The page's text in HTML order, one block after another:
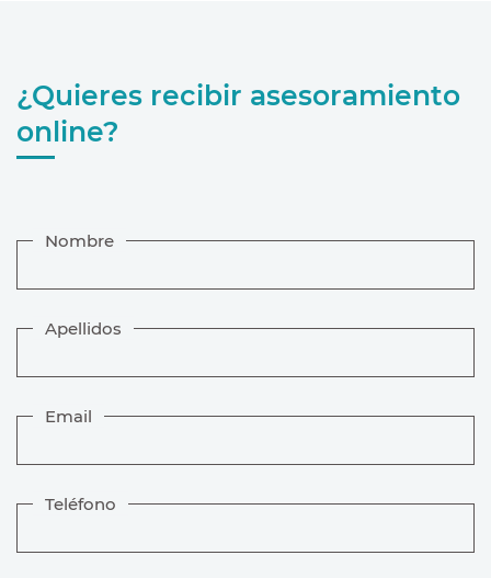
¿Quieres recibir asesoramiento
online?
Nombre
Apellidos
Email
Teléfono